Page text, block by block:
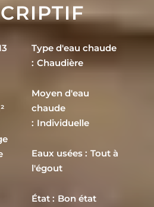
Type d'eau chaude
Chaudière
Moyen d'eau
chaude
Individuelle
Eaux usées
Tout à
l'égout
État Bon état